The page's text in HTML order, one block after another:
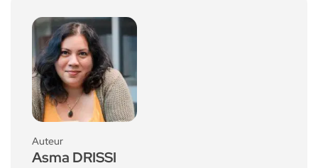
Auteur
Asma DRISSI